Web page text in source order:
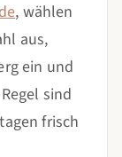
, wählen
aus,
ein und
sind
frisch